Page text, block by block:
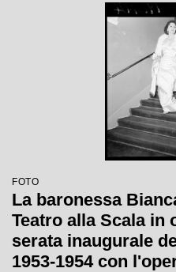
FOTO
La baronessa
Teatro alla Scala in
serata inaugurale
1953-1954 con